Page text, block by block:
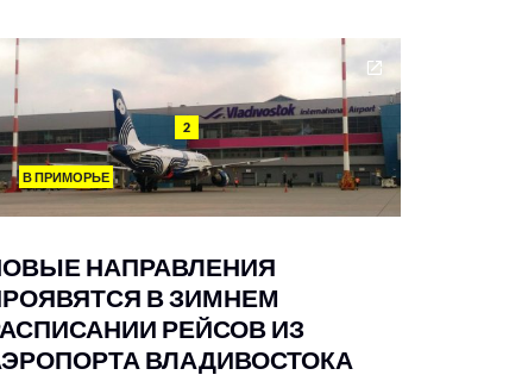
2
В ПРИМОРЬЕ
НАПРАВЛЕНИЯ
В ЗИМНЕМ
РЕЙСОВ ИЗ
ВЛАДИВОСТОКА